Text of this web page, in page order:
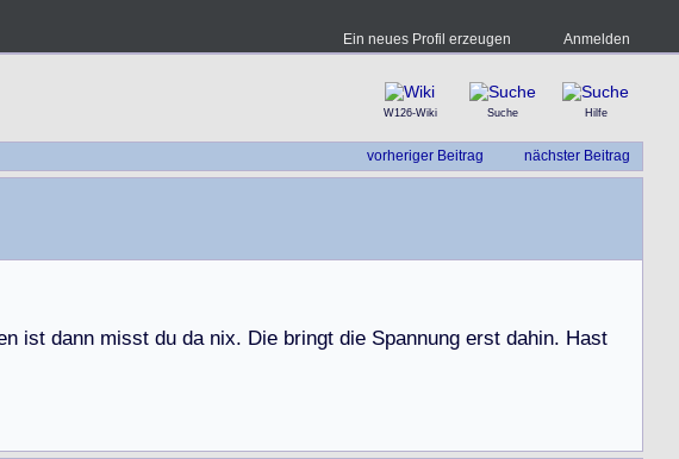
Ein neues Profil erzeugen Anmelden
W126-Wiki Suche Hilfe
vorheriger Beitrag nächster Beitrag
n ist dann misst du da nix. Die bringt die Spannung erst dahin. Hast